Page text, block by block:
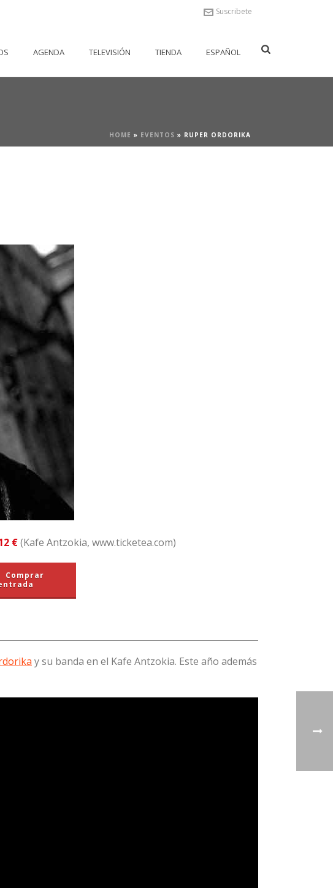
Suscribete
AGENDA TELEVISIÓN TIENDA ESPAÑOL
HOME » EVENTOS » RUPER ORDORIKA
€(Kafe Antzokia, www.ticketea.com)
Comprar
y su banda en el Kafe Antzokia. Este año además